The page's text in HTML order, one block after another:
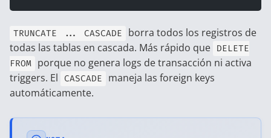
TRUNCATE ... CASCADE
borra todos los registros de
todas las tablas en cascada. Más rápido que DELETE
FROM porque no genera logs de transacción ni activa
triggers. El
CASCADE
maneja las foreign keys
automáticamente.